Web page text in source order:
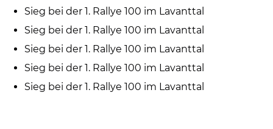
Sieg bei der 1. Rallye 100 im Lavanttal
Sieg bei der 1. Rallye 100 im Lavanttal
Sieg bei der 1. Rallye 100 im Lavanttal
Sieg bei der 1. Rallye 100 im Lavanttal
Sieg bei der 1. Rallye 100 im Lavanttal